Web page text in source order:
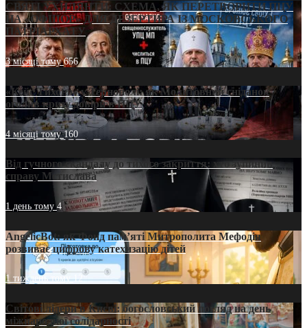
СВЯТІ УХИЛЯНТИ: СХЕМА, ЯК ПЕРЕТВОРИТИ ПЦУ
НА «ОФШОР» ДЛЯ ДЕЗЕРТИРА ІЗ МОСКОВСЬКОГО
ПАТРІАРХАТУ
3 місяці тому656
«Кейс Тихона» у Тернополі: як Молитовний сніданок
оголив кризу довіри в ПЦУ
4 місяці тому160
Від гучного скандалу до тихого закриття: хто зупинив
справу Мстислава
1 день тому4
AngelicBot: як Фонд пам’яті Митрополита Мефодія
розвиває цифрову катехизацію дітей
1 тиждень тому12
Світові лідери в Києві: богословський погляд на день
міжнародної солідарності